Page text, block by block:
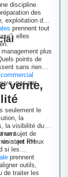
discipline
des
exploitation des
prennent tout
elles
plus
points de
sans rien
pas par
vente,
seulement le
la
la visibilité du
un sujet de
un sujet RH.
mieux
si les
prennent
outils,
de traiter les